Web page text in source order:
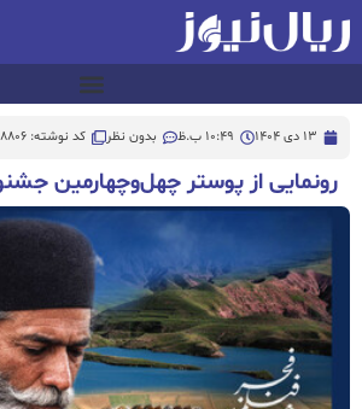
13 دی 1404 10:49 ب.ظ بدون نظر کد نوشته: 58806
رونمایی از پوستر چهل‌وچهارمین